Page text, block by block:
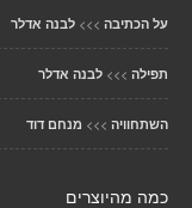
על הכתיבה >>> לבנה אדלר
תפילה >>> לבנה אדלר
השתחוויה >>> מנחם דוד
כמה מהיוצרים